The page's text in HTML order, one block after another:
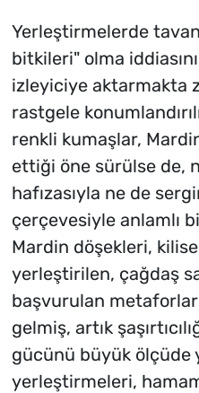
Yerleştirmelerde
bitkileri" olma
izleyiciye aktarmakta
rastgele
renkli kumaşlar,
ettiği öne sürülse de,
hafızasıyla ne de
çerçevesiyle anlamlı
Mardin döşekleri,
yerleştirilen, çağdaş
başvurulan
gelmiş, artık
gücünü büyük ölçüde
yerleştirmeleri,